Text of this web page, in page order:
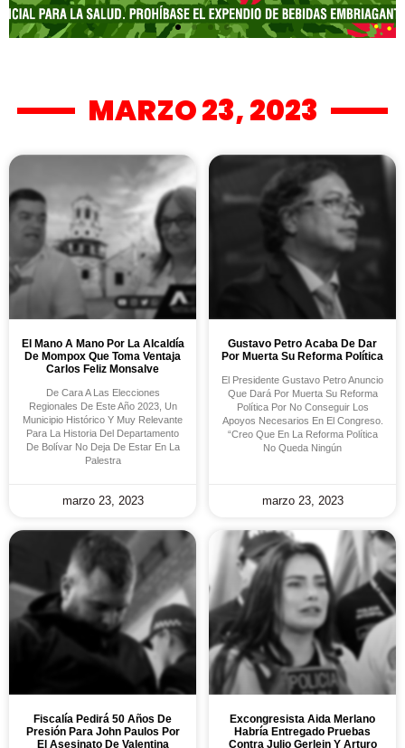
MARZO 23, 2023
El Mano A Mano Por La Alcaldía
De Mompox Que Toma Ventaja
Carlos Feliz Monsalve
De Cara A Las Elecciones
Regionales De Este Año 2023, Un
Municipio Histórico Y Muy Relevante
Para La Historia Del Departamento
De Bolívar No Deja De Estar En La
Palestra
marzo 23, 2023
Gustavo Petro Acaba De Dar
Por Muerta Su Reforma Política
El Presidente Gustavo Petro Anuncio
Que Dará Por Muerta Su Reforma
Política Por No Conseguir Los
Apoyos Necesarios En El Congreso.
“Creo Que En La Reforma Política
No Queda Ningún
marzo 23, 2023
Fiscalía Pedirá 50 Años De
Presión Para John Paulos Por
El Asesinato De Valentina
Excongresista Aida Merlano
Habría Entregado Pruebas
Contra Julio Gerlein Y Arturo